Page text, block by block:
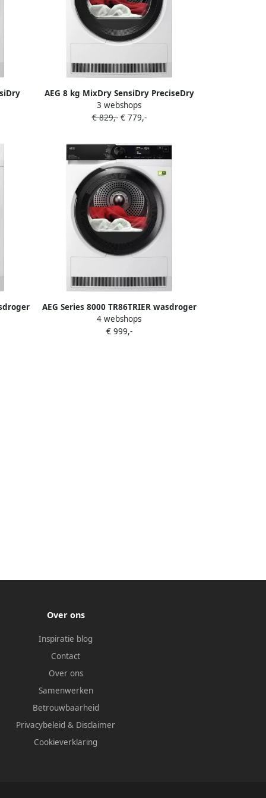
AEG 8 kg MixDry SensiDry PreciseDry
64 db 750 W 850x596x663 mm 47.8 kg
Wit
3 webshops
€ 829,-€ 779,-
AEG Series 8000 TR86TRIER wasdroger
Vrijstaand Voorlader 8 kg Wit
4 webshops
€ 999,-
Over ons
Inspiratie blog
Contact
Over ons
Samenwerken
Betrouwbaarheid
Privacybeleid & Disclaimer
Cookieverklaring